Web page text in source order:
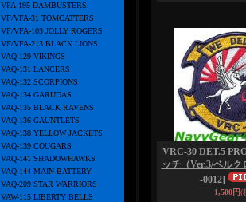
VFA-195 DAMBUSTERS
VF/VFA-31 TOMCATTERS
VF/VFA-103 JOLLY ROGERS
VF/VFA-213 BLACK LIONS
VAQ-129 VIKINGS
VAQ-131 LANCERS
VAQ-132 SCORPIONS
VAQ-134 GARUDAS
VAQ-135 BLACK RAVENS
VAQ-136 GAUNTLETS
VAQ-138 YELLOW JACKETS
VAQ-139 COUGARS
VAQ-141 SHADOWHAWKS
VAQ-144 MAIN BATTERY
VAQ-209 STAR WARRIORS
VAW-115 LIBERTY BELLS
VRC-30 DET.5
ッチ（Ver.3/ベルク
-0012]
1,500円(